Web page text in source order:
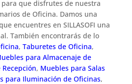
que disfrutes de nuestra
de Oficina. Damos una
encuentres en SILLASOFI una
También encontrarás de lo
, Taburetes de Oficina,
para Almacenaje de
, Muebles para Salas
para Iluminación de Oficinas,